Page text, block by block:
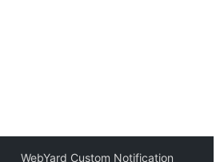
WebYard Custom Notification